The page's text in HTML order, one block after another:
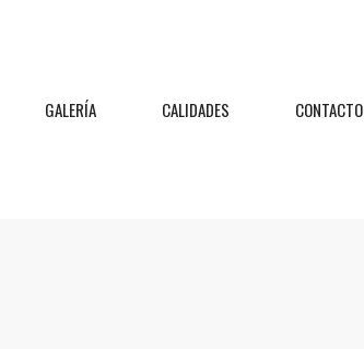
GALERÍA CALIDADES CONTACTO